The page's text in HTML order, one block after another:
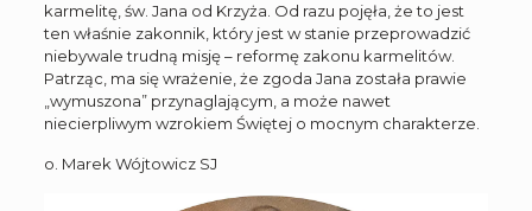
karmelitę, św. Jana od Krzyża. Od razu pojęła, że to jest
ten właśnie zakonnik, który jest w stanie przeprowadzić
niebywale trudną misję – reformę zakonu karmelitów.
Patrząc, ma się wrażenie, że zgoda Jana została prawie
„wymuszona” przynaglającym, a może nawet
niecierpliwym wzrokiem Świętej o mocnym charakterze.
o. Marek Wójtowicz SJ